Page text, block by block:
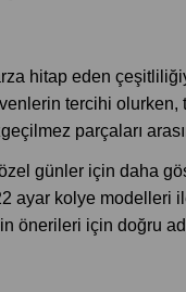
hitap eden
tercihi
parçaları
günler için daha
ayar kolye modelleri
önerileri için doğru